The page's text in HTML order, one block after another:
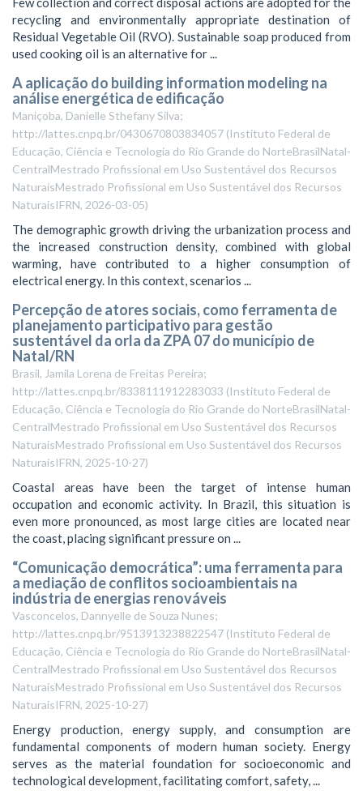
recycling and environmentally appropriate destination of
Residual Vegetable Oil (RVO). Sustainable soap produced from
used cooking oil is an alternative for ...
A aplicação do building information modeling na
análise energética de edificação
Maniçoba, Danielle Sthefany Silva;
http://lattes.cnpq.br/0430670803834057 (Instituto Federal de
Educação, Ciência e Tecnologia do Rio Grande do NorteBrasilNatal-
CentralMestrado Profissional em Uso Sustentável dos Recursos
NaturaisMestrado Profissional em Uso Sustentável dos Recursos
NaturaisIFRN, 2026-03-05)
The demographic growth driving the urbanization process and
the increased construction density, combined with global
warming, have contributed to a higher consumption of
electrical energy. In this context, scenarios ...
Percepção de atores sociais, como ferramenta de
planejamento participativo para gestão
sustentável da orla da ZPA 07 do município de
Natal/RN
Brasil, Jamila Lorena de Freitas Pereira;
http://lattes.cnpq.br/8338111912283033 (Instituto Federal de
Educação, Ciência e Tecnologia do Rio Grande do NorteBrasilNatal-
CentralMestrado Profissional em Uso Sustentável dos Recursos
NaturaisMestrado Profissional em Uso Sustentável dos Recursos
NaturaisIFRN, 2025-10-27)
Coastal areas have been the target of intense human
occupation and economic activity. In Brazil, this situation is
even more pronounced, as most large cities are located near
the coast, placing significant pressure on ...
“Comunicação democrática”: uma ferramenta para
a mediação de conflitos socioambientais na
indústria de energias renováveis
Vasconcelos, Dannyelle de Souza Nunes;
http://lattes.cnpq.br/9513913238822547 (Instituto Federal de
Educação, Ciência e Tecnologia do Rio Grande do NorteBrasilNatal-
CentralMestrado Profissional em Uso Sustentável dos Recursos
NaturaisMestrado Profissional em Uso Sustentável dos Recursos
NaturaisIFRN, 2025-10-27)
Energy production, energy supply, and consumption are
fundamental components of modern human society. Energy
serves as the material foundation for socioeconomic and
technological development, facilitating comfort, safety, ...